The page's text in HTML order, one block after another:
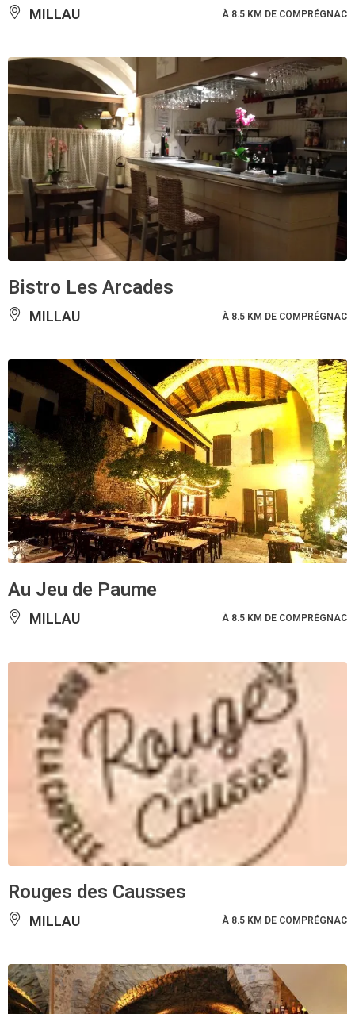
MILLAU À 8.5 KM DE COMPRÉGNAC
Bistro Les Arcades
MILLAU À 8.5 KM DE COMPRÉGNAC
Au Jeu de Paume
MILLAU À 8.5 KM DE COMPRÉGNAC
Rouges des Causses
MILLAU À 8.5 KM DE COMPRÉGNAC